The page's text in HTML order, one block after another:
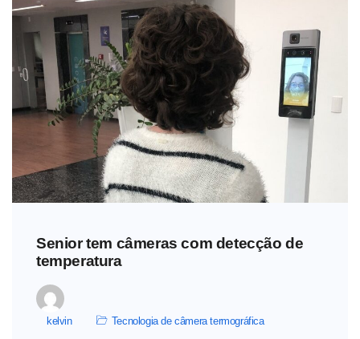
Senior tem câmeras com detecção de
temperatura
kelvin Tecnologia de câmera termográfica